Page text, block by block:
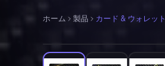
ホーム 製品 カード & ウォレット